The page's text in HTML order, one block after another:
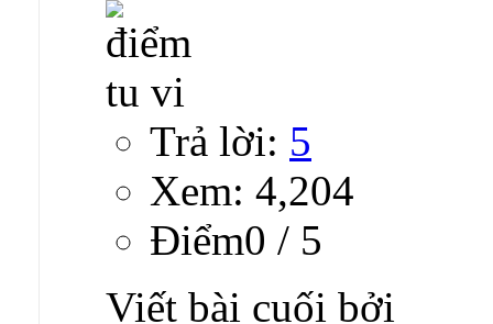
Trả lời: 5
Xem: 4,204
Ðiểm0 / 5
Viết bài cuối bởi